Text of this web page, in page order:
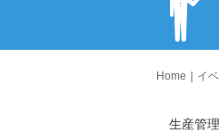
Home イ
生産管理